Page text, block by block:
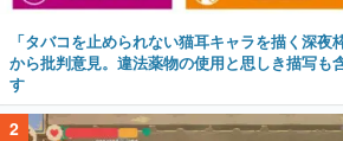
「タバコを止められない猫耳キャラを描く深
から批判意見。違法薬物の使用と思しき描写も
す
2